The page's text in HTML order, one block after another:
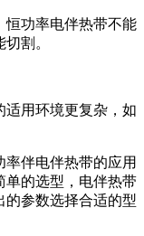
恒功率电伴热带不能
割。
适用环境更复杂，如
率伴电伴热带的应用
单的选型，电伴热带
的参数选择合适的型